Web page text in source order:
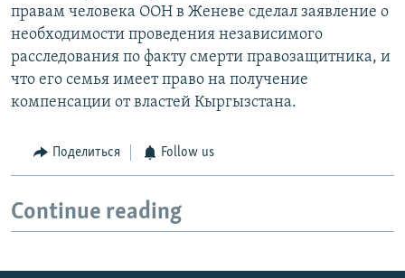
правам человека ООН в Женеве сделал заявление о
необходимости проведения независимого
расследования по факту смерти правозащитника, и
что его семья имеет право на получение
компенсации от властей Кыргызстана.
Поделиться Follow us
Continue reading